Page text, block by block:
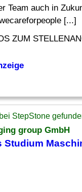
Team auch in
[...]
ZUM
StepStone
group GmbH
Studium